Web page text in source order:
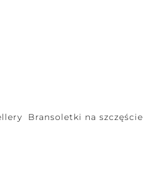
Bransoletki na szczęście